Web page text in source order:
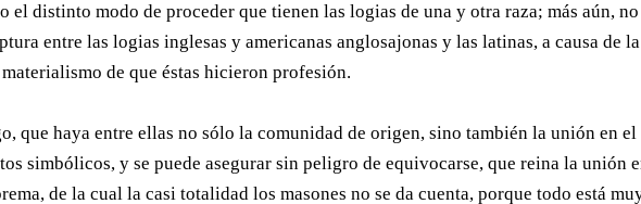
el distinto modo de proceder que tienen las logias de una y otra raza; más aún,
entre las logias inglesas y americanas anglosajonas y las latinas, a causa de la
de que éstas hicieron profesión.
que haya entre ellas no sólo la comunidad de origen, sino también la unión en el
simbólicos, y se puede asegurar sin peligro de equivocarse, que reina la unión
de la cual la casi totalidad los masones no se da cuenta, porque todo está